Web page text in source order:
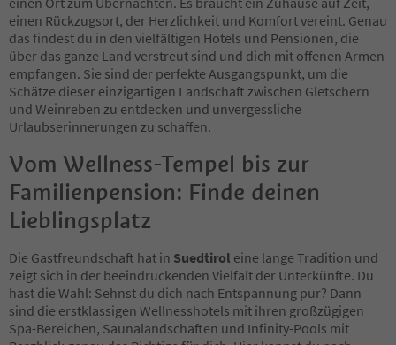
22
23
24
25
26
27
28
30
31
32
33
34
35
36
37
38
39
40
einen Rückzugsort, der Herzlichkeit und Komfort vereint. Genau
das findest du in den vielfältigen Hotels und Pensionen, die
über das ganze Land verstreut sind und dich mit offenen Armen
empfangen. Sie sind der perfekte Ausgangspunkt, um die
Schätze dieser einzigartigen Landschaft zwischen Gletschern
und Weinreben zu entdecken und unvergessliche
Urlaubserinnerungen zu schaffen.
Vom Wellness-Tempel bis zur
Familienpension: Finde deinen
Lieblingsplatz
Die Gastfreundschaft hat in Suedtirol eine lange Tradition und
zeigt sich in der beeindruckenden Vielfalt der Unterkünfte. Du
hast die Wahl: Sehnst du dich nach Entspannung pur? Dann
sind die erstklassigen Wellnesshotels mit ihren großzügigen
Spa-Bereichen, Saunalandschaften und Infinity-Pools mit